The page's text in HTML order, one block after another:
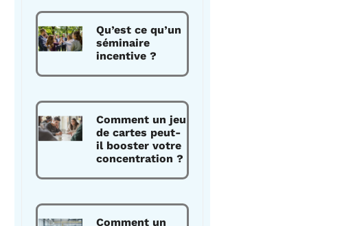
Qu’est ce qu’un
séminaire
incentive ?
Comment un jeu
de cartes peut-
il booster votre
concentration ?
Comment un